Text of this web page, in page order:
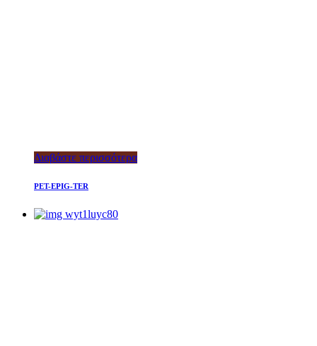
Διαβάστε περισσότερα
PET-EPIG-TER